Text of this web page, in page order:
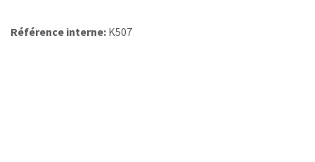
Référence interne: K507